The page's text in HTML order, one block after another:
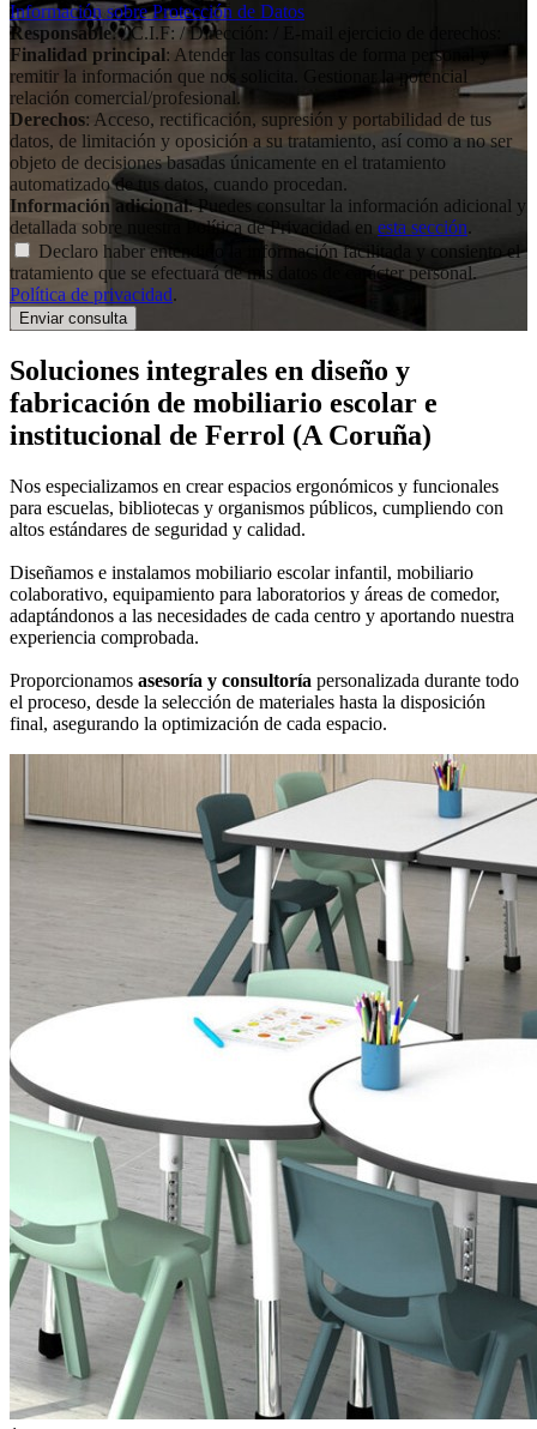
Información sobre Protección de Datos
Responsable: / C.I.F: / Dirección: / E-mail ejercicio de derechos:
Finalidad principal: Atender las consultas de forma personal y
remitir la información que nos solicita. Gestionar la potencial
relación comercial/profesional.
Derechos: Acceso, rectificación, supresión y portabilidad de tus
datos, de limitación y oposición a su tratamiento, así como a no ser
objeto de decisiones basadas únicamente en el tratamiento
automatizado de tus datos, cuando procedan.
Información adicional: Puedes consultar la información adicional y
detallada sobre nuestra Política de Privacidad en esta sección.
Declaro haber entendido la información facilitada y consiento el
tratamiento que se efectuará de mis datos de carácter personal.
Política de privacidad.
Soluciones integrales en diseño y
fabricación de mobiliario escolar e
institucional de Ferrol (A Coruña)
Nos especializamos en crear espacios ergonómicos y funcionales
para escuelas, bibliotecas y organismos públicos, cumpliendo con
altos estándares de seguridad y calidad.
Diseñamos e instalamos mobiliario escolar infantil, mobiliario
colaborativo, equipamiento para laboratorios y áreas de comedor,
adaptándonos a las necesidades de cada centro y aportando nuestra
experiencia comprobada.
Proporcionamos asesoría y consultoría personalizada durante todo
el proceso, desde la selección de materiales hasta la disposición
final, asegurando la optimización de cada espacio.